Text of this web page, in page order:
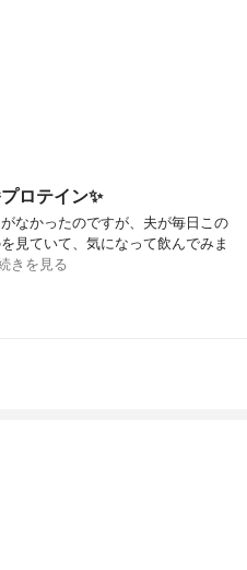
ロテイン✨
なかったのですが、夫が毎日この
見ていて、気になって飲んでみま
きを見る